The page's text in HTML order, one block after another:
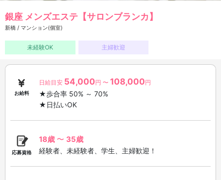
新規会員登録
銀座 メンズエステ【サロンブランカ】
新橋 / マンション(個室)
未経験OK 主婦歓迎
お給料
日給目安 54,000円 〜 108,000円
★歩合率 50% ～ 70%
★日払いOK
応募資格
18歳〜 35歳
経験者、未経験者、学生、主婦歓迎！